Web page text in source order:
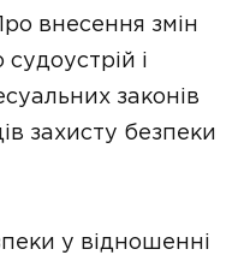
внесення змін
і
законів
захисту безпеки
у відношенні